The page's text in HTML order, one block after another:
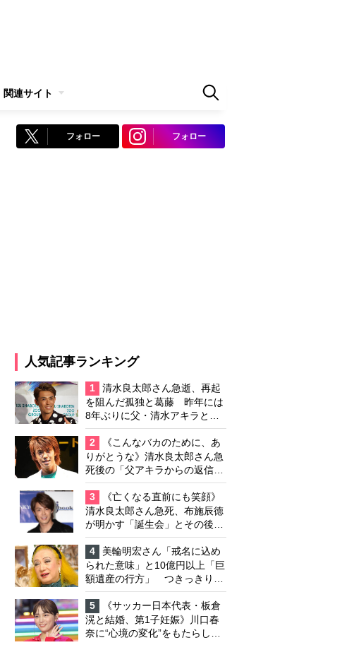
関連サイト
フォロー フォロー
人気記事ランキング
1
清水良太郎さん急逝、再起
を阻んだ孤独と葛藤 昨年には
8年ぶりに父・清水アキラと共
演、本格的な活動再開に向かっ
ていたが…周囲が懸念していた
「不安定なところ」
2
《こんなバカのために、あ
りがとうな》清水良太郎さん急
死後の「父アキラからの返信」
布施辰徳が涙で明かす「順番が
違う」
3
《亡くなる直前にも笑顔》
清水良太郎さん急死、布施辰徳
が明かす「誕生会」とその後の
メッセージ
4
美輪明宏さん「戒名に込め
られた意味」と10億円以上「巨
額遺産の行方」 つきっきりで
私生活をサポートしていた元俳
優が相続か
5
《サッカー日本代表・板倉
滉と結婚、第1子妊娠》川口春
奈に“心境の変化”をもたらした